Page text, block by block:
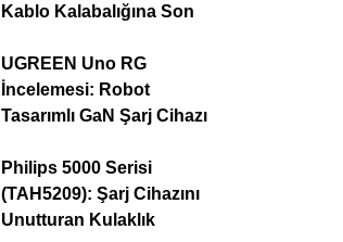
Kablo Kalabalığına Son
UGREEN Uno RG
İncelemesi: Robot
Tasarımlı GaN Şarj Cihazı
Philips 5000 Serisi
(TAH5209): Şarj Cihazını
Unutturan Kulaklık